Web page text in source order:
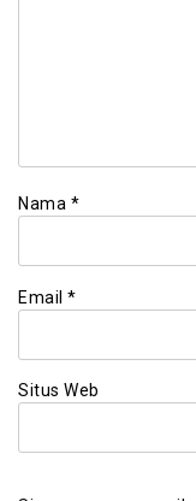
Nama *
Email *
Situs Web